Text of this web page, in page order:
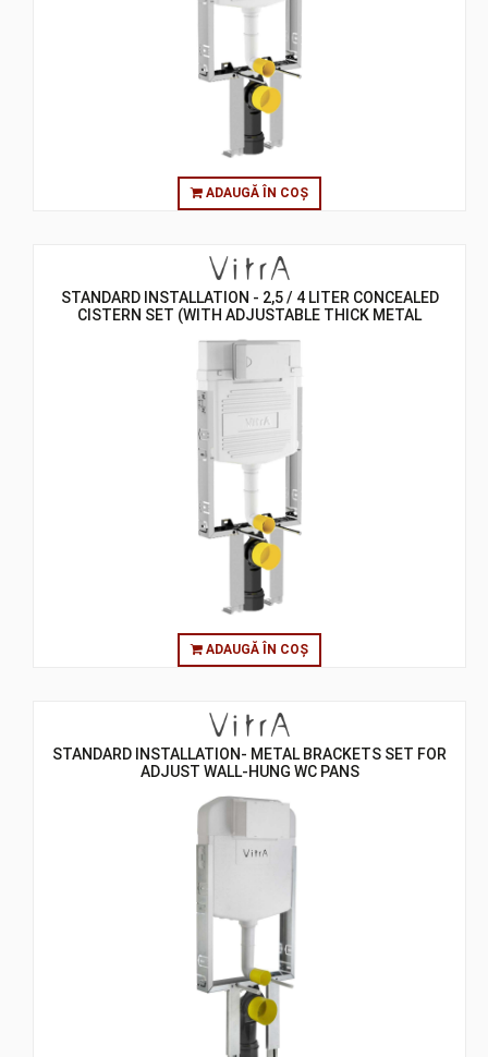
ADAUGĂ ÎN COȘ
STANDARD INSTALLATION - 2,5 / 4 LITER CONCEALED
CISTERN SET (WITH ADJUSTABLE THICK METAL
ADAUGĂ ÎN COȘ
STANDARD INSTALLATION- METAL BRACKETS SET FOR
ADJUST WALL-HUNG WC PANS